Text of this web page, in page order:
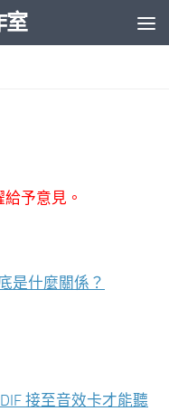
室
予意見。
是什麼關係？
接至音效卡才能聽